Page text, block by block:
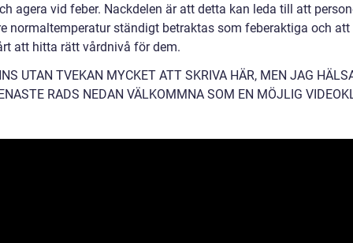
agera vid feber. Nackdelen är att detta kan leda till att
normaltemperatur ständigt betraktas som feberaktiga och att
att hitta rätt vårdnivå för dem.
UTAN TVEKAN MYCKET ATT SKRIVA HÄR, MEN JAG
RADS NEDAN VÄLKOMMNA SOM EN MÖJLIG